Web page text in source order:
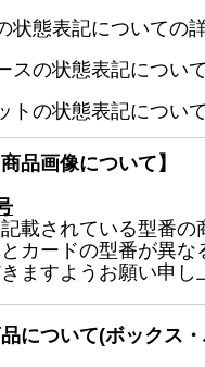
状態表記についての
スの状態表記につい
トの状態表記につい
品画像について】
載されている型番の
カードの型番が異
ますようお願い申し
品について(ボックス